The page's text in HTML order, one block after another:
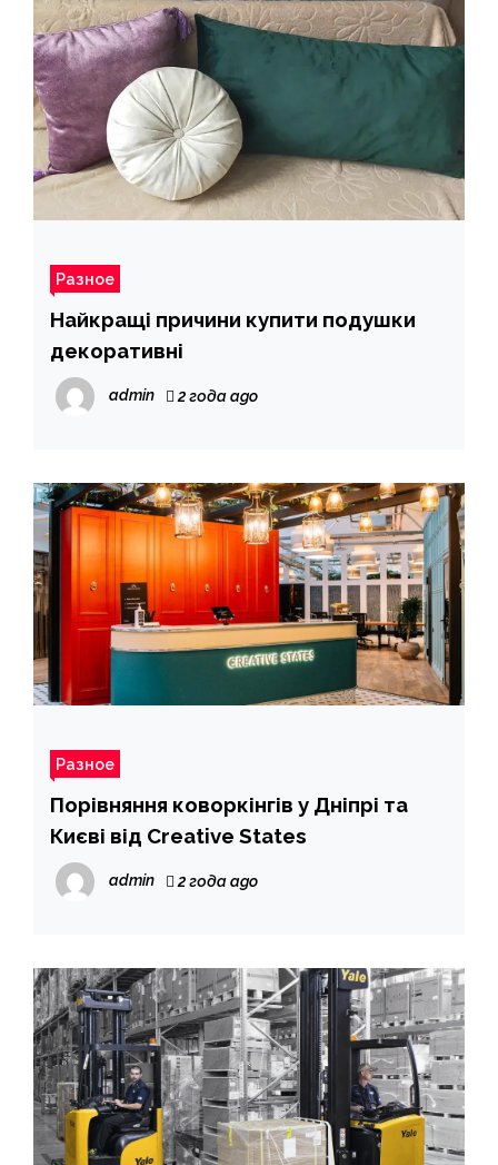
Разное
Найкращі причини купити подушки
декоративні
admin 2 года ago
Разное
Порівняння коворкінгів у Дніпрі та
Києві від Creative States
admin 2 года ago